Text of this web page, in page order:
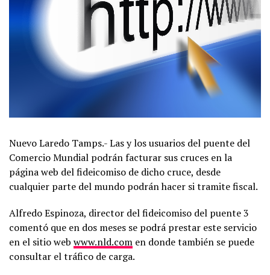
Nuevo Laredo Tamps.- Las y los usuarios del puente del
Comercio Mundial podrán facturar sus cruces en la
página web del fideicomiso de dicho cruce, desde
cualquier parte del mundo podrán hacer si tramite fiscal.
Alfredo Espinoza, director del fideicomiso del puente 3
comentó que en dos meses se podrá prestar este servicio
en el sitio web www.nld.com en donde también se puede
consultar el tráfico de carga.